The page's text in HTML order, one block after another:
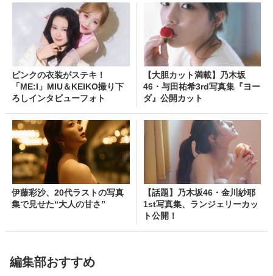
ピンクの衣装がステキ！
「ME:I」MIU＆KEIKO撮り下
ろしインタビューフォト
【大胆カット満載】乃木坂
46・与田祐希3rd写真集『ヨー
ダ』公開カット
伊藤彩沙、20代ラストの写真
集で見せた“大人の甘さ”
【話題】乃木坂46・金川紗耶
1st写真集、ランジェリーカッ
ト公開！
編集部おすすめ